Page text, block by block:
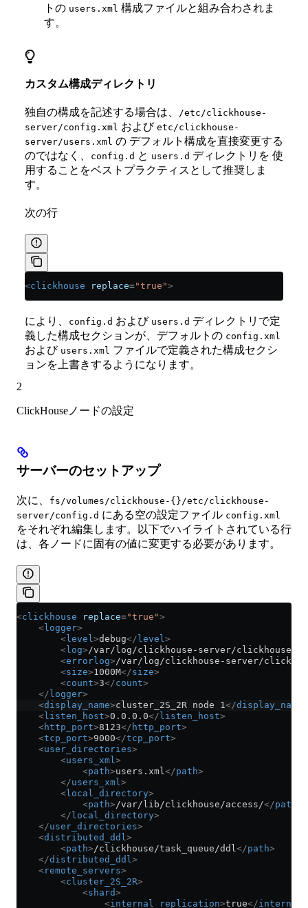
トの users.xml 構成ファイルと組み合わされま
す。
カスタム構成ディレクトリ
独自の構成を記述する場合は、
/etc/clickhouse-
server/config.xml および etc/clickhouse-
server/users.xml の デフォルト構成を直接変更する
のではなく、
config.d と users.d ディレクトリを 使
用することをベストプラクティスとして推奨しま
す。
次の行
<clickhouse replace="true">
により、 config.d および users.d ディレクトリで定
義した構成セクションが、デフォルトの config.xml
および users.xml ファイルで定義された構成セクシ
ョンを上書きするようになります。
2
ClickHouseノードの設定
サーバーのセットアップ
次に、
fs/volumes/clickhouse-{}/etc/clickhouse-
server/config.d にある空の設定ファイル config.xml
をそれぞれ編集します。以下でハイライトされている行
は、各ノードに固有の値に変更する必要があります。
<clickhouse replace="true">
    <
logger>
        <
level>debug</ level>
        <
log>/var/log/clickhouse-server/clickhouse-
        <
errorlog>/var/log/clickhouse-server/
        <
size>1000M</size>
        <
count>3</count>
    </
logger>
    <
display_name>cluster_2S_2R node 1</display_name
    <
listen_host>0.0.0.0</ listen_host>
    <
http_port>8123</ http_port>
    <
tcp_port>9000</tcp_port>
    <
user_directories>
        <
users_xml>
            <
path>users.xml</path>
        </
users_xml>
        <
local_directory>
            <
path>/var/lib/clickhouse/access/</path
        </
local_directory>
    </
user_directories>
    <
distributed_ddl>
        <
path>/clickhouse/task_queue/ddl</path>
    </
distributed_ddl>
    <
remote_servers>
        <
cluster_2S_2R>
            <
shard>
                <
internal_replication>true</